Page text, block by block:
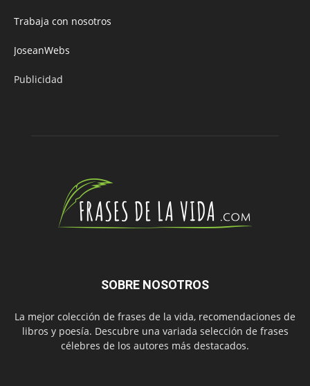
Trabaja con nosotros
JoseanWebs
Publicidad
SOBRE NOSOTROS
La mejor colección de frases de la vida, recomendaciones de
libros y poesía. Descubre una variada selección de frases
célebres de los autores más destacados.